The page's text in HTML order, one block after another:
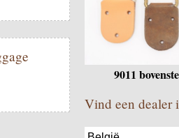
9011
Vind een dealer